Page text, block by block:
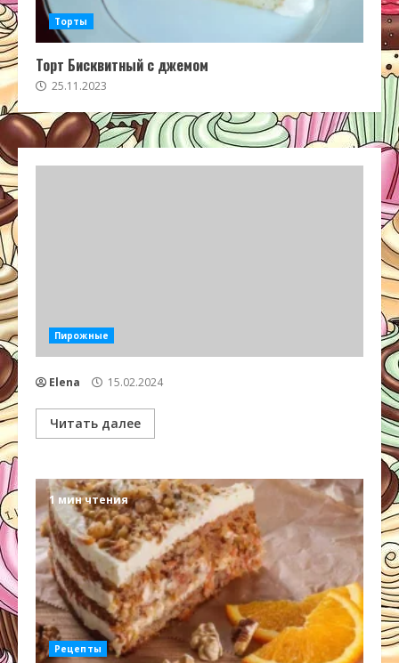
Торты
Торт Бисквитный с джемом
25.11.2023
Пирожные
Elena 15.02.2024
Читать далее
1 мин чтения
Рецепты